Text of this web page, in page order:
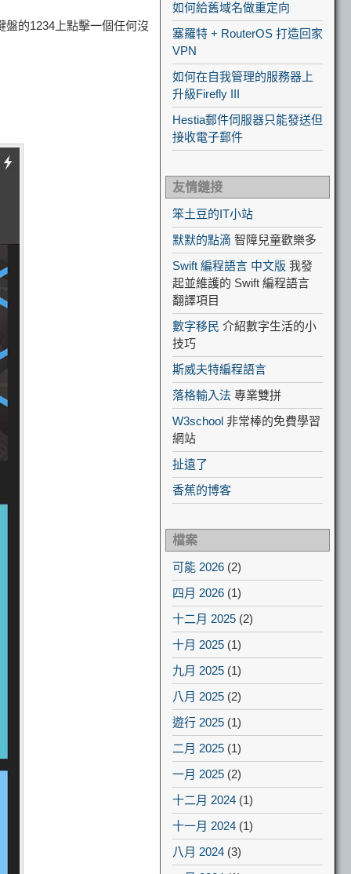
的1234上點擊一個任何沒
如何給舊域名做重定向
塞羅特 + RouterOS 打造回家
VPN
如何在自我管理的服務器上
升級Firefly III
Hestia郵件伺服器只能發送但
接收電子郵件
友情鏈接
笨土豆的IT小站
默默的點滴 智障兒童歡樂多
Swift 編程語言 中文版 我發
起並維護的 Swift 編程語言
翻譯項目
數字移民 介紹數字生活的小
技巧
斯威夫特編程語言
落格輸入法 專業雙拼
W3school 非常棒的免費學習
網站
扯遠了
香蕉的博客
檔案
可能 2026 (2)
四月 2026 (1)
十二月 2025 (2)
十月 2025 (1)
九月 2025 (1)
八月 2025 (2)
遊行 2025 (1)
二月 2025 (1)
一月 2025 (2)
十二月 2024 (1)
十一月 2024 (1)
八月 2024 (3)